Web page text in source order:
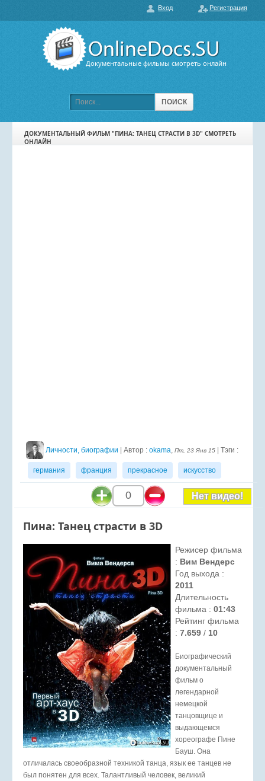
Документальные фильмы смотреть онлайн
ПОИСК
О нас
Вход Регистрация
ПОПУЛЯРНЫЕ
ПОДБОРКИ ФИЛЬМОВ
ДОКУМЕНТАЛЬНЫЙ ФИЛЬМ "ПИНА: ТАНЕЦ СТРАСТИ В 3D" СМОТРЕТЬ
ОНЛАЙН
Личности, биографии | Автор : okama, Пт, 23 Янв 15 | Тэги :
германия франция прекрасное искусство
0 Нет видео!
Пина: Танец страсти в 3D
Режисер фильма
: Вим Вендерс
Год выхода :
2011
Длительность
фильма : 01:43
Рейтинг фильма
: 7.659 / 10
Биографический
документальный
фильм о
легендарной
немецкой
танцовщице и
выдающемся
хореографе Пине
Бауш. Она
отличалась своеобразной техникой танца, язык ее танцев не
был понятен для всех. Талантливый человек, великий